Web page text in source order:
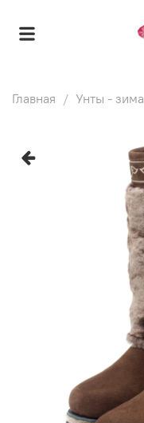
Главная Унты - зима